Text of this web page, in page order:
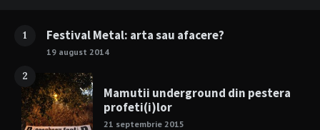
1 Festival Metal: arta sau afacere?
19 august 2014
2
Mamutii underground din pestera
profeti(i)lor
21 septembrie 2015